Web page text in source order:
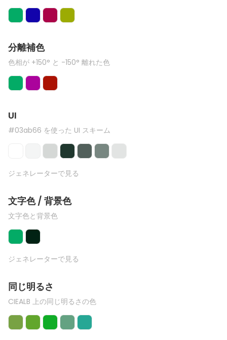
分離補色
色相が +150° と -150° 離れた色
UI
#03ab66 を使った UI スキーム
ジェネレーターで見る
文字色 / 背景色
文字色と背景色
ジェネレーターで見る
同じ明るさ
CIEALB 上の同じ明るさの色